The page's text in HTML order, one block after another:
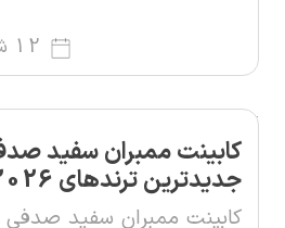
12 شهریور 1404
جدیدترین ترندهای 2026
کابینت ممبران سفید صدفی